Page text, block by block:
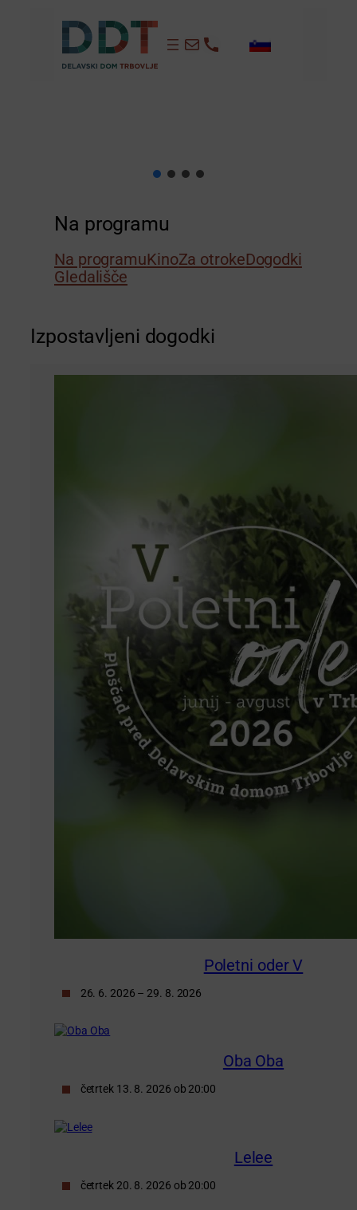
info@dd-trbovlje.si
+386 3 56 481
Na programu
Na programuKinoZa otrokeDogodki
Gledališče
Izpostavljeni dogodki
Poletni oder V
26. 6. 2026 – 29. 8. 2026
Oba Oba
četrtek 13. 8. 2026 ob 20:00
Lelee
četrtek 20. 8. 2026 ob 20:00